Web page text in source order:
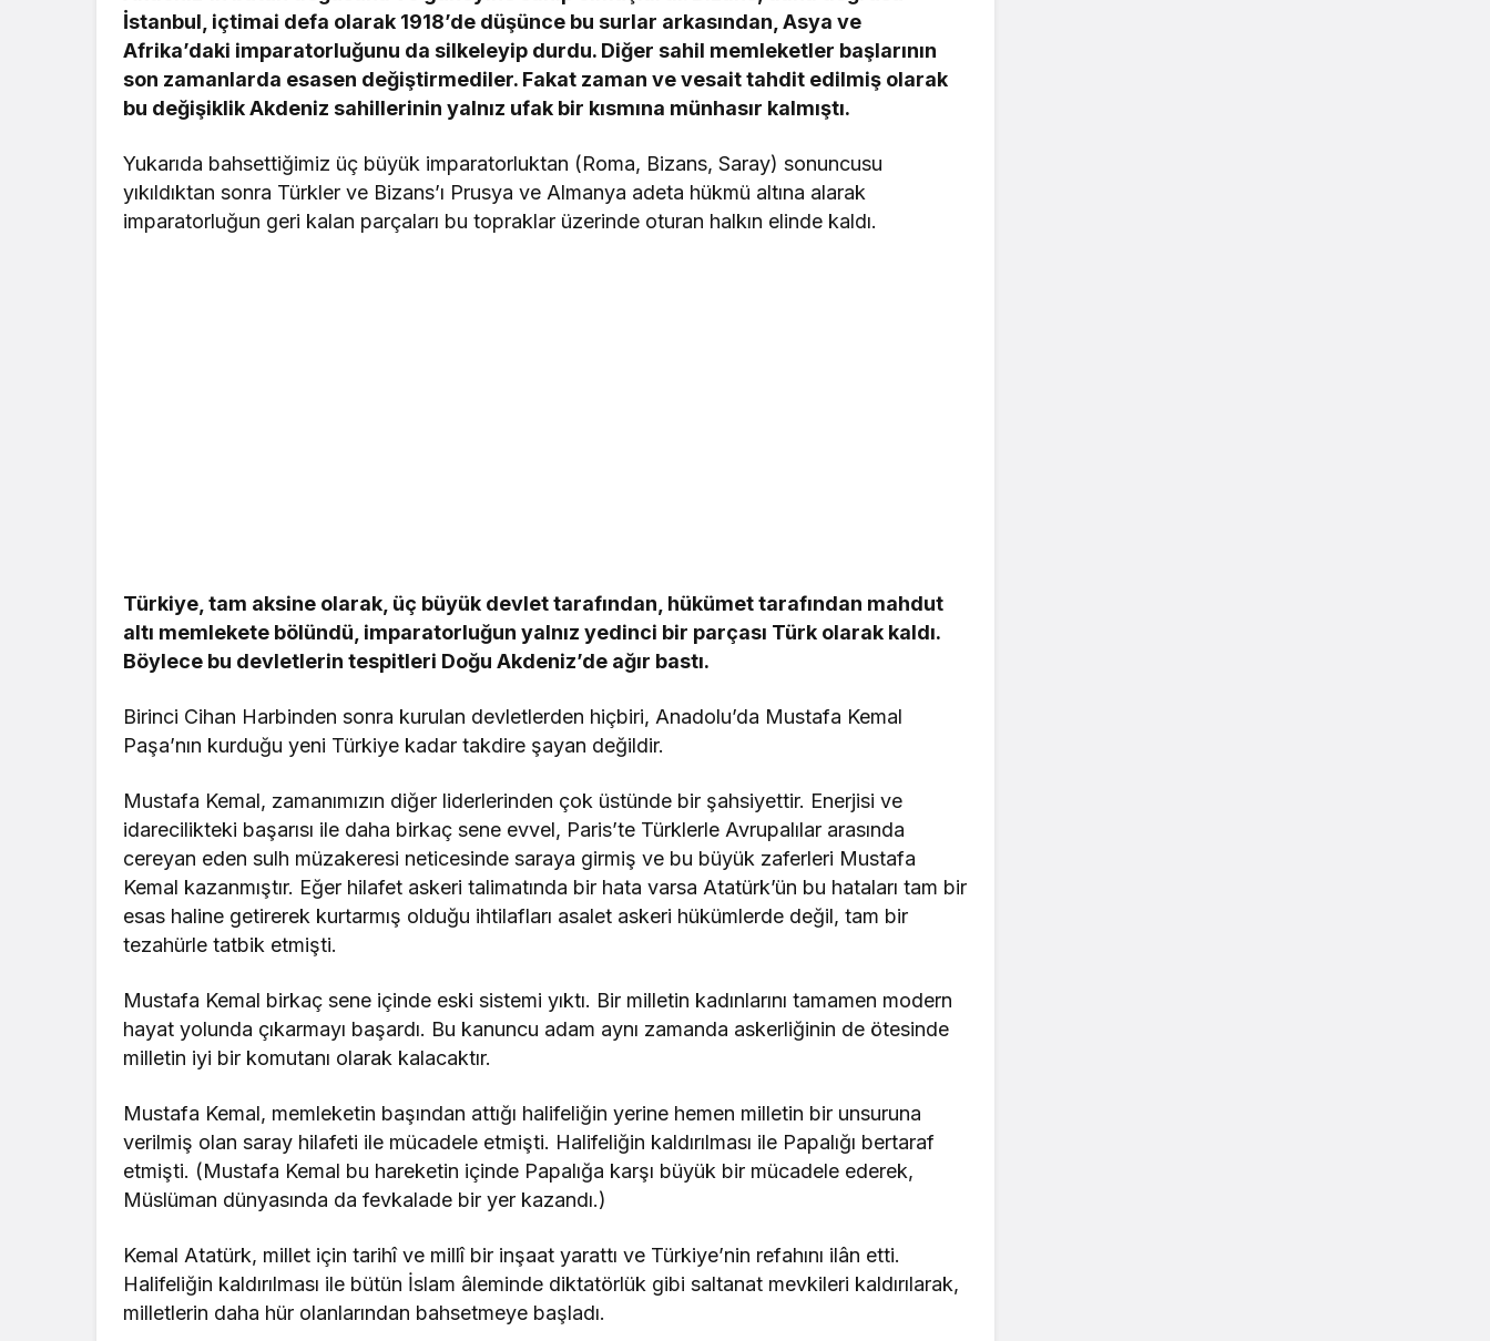
İstanbul, içtimai defa olarak 1918’de düşünce bu surlar arkasından, Asya ve
Afrika’daki imparatorluğunu da silkeleyip durdu. Diğer sahil memleketler başlarının
son zamanlarda esasen değiştirmediler. Fakat zaman ve vesait tahdit edilmiş olarak
bu değişiklik Akdeniz sahillerinin yalnız ufak bir kısmına münhasır kalmıştı.
Yukarıda bahsettiğimiz üç büyük imparatorluktan (Roma, Bizans, Saray) sonuncusu
yıkıldıktan sonra Türkler ve Bizans’ı Prusya ve Almanya adeta hükmü altına alarak
imparatorluğun geri kalan parçaları bu topraklar üzerinde oturan halkın elinde kaldı.
Türkiye, tam aksine olarak, üç büyük devlet tarafından, hükümet tarafından mahdut
altı memlekete bölündü, imparatorluğun yalnız yedinci bir parçası Türk olarak kaldı.
Böylece bu devletlerin tespitleri Doğu Akdeniz’de ağır bastı.
Birinci Cihan Harbinden sonra kurulan devletlerden hiçbiri, Anadolu’da Mustafa Kemal
Paşa’nın kurduğu yeni Türkiye kadar takdire şayan değildir.
Mustafa Kemal, zamanımızın diğer liderlerinden çok üstünde bir şahsiyettir. Enerjisi ve
idarecilikteki başarısı ile daha birkaç sene evvel, Paris’te Türklerle Avrupalılar arasında
cereyan eden sulh müzakeresi neticesinde saraya girmiş ve bu büyük zaferleri Mustafa
Kemal kazanmıştır. Eğer hilafet askeri talimatında bir hata varsa Atatürk’ün bu hataları tam bir
esas haline getirerek kurtarmış olduğu ihtilafları asalet askeri hükümlerde değil, tam bir
tezahürle tatbik etmişti.
Mustafa Kemal birkaç sene içinde eski sistemi yıktı. Bir milletin kadınlarını tamamen modern
hayat yolunda çıkarmayı başardı. Bu kanuncu adam aynı zamanda askerliğinin de ötesinde
milletin iyi bir komutanı olarak kalacaktır.
Mustafa Kemal, memleketin başından attığı halifeliğin yerine hemen milletin bir unsuruna
verilmiş olan saray hilafeti ile mücadele etmişti. Halifeliğin kaldırılması ile Papalığı bertaraf
etmişti. (Mustafa Kemal bu hareketin içinde Papalığa karşı büyük bir mücadele ederek,
Müslüman dünyasında da fevkalade bir yer kazandı.)
Kemal Atatürk, millet için tarihî ve millî bir inşaat yarattı ve Türkiye’nin refahını ilân etti.
Halifeliğin kaldırılması ile bütün İslam âleminde diktatörlük gibi saltanat mevkileri kaldırılarak,
milletlerin daha hür olanlarından bahsetmeye başladı.